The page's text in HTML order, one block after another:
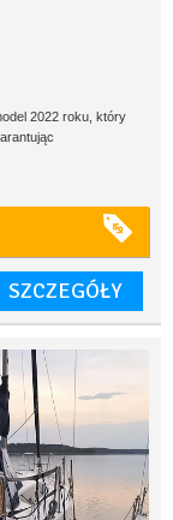
2022 roku, który
SZCZEGÓŁY